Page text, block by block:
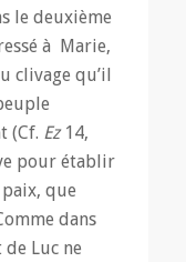
le deuxième
à Marie,
clivage qu’il
(Cf. Ez14,
pour établir
que
dans
Luc ne